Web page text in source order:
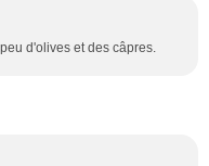
d'olives et des câpres.